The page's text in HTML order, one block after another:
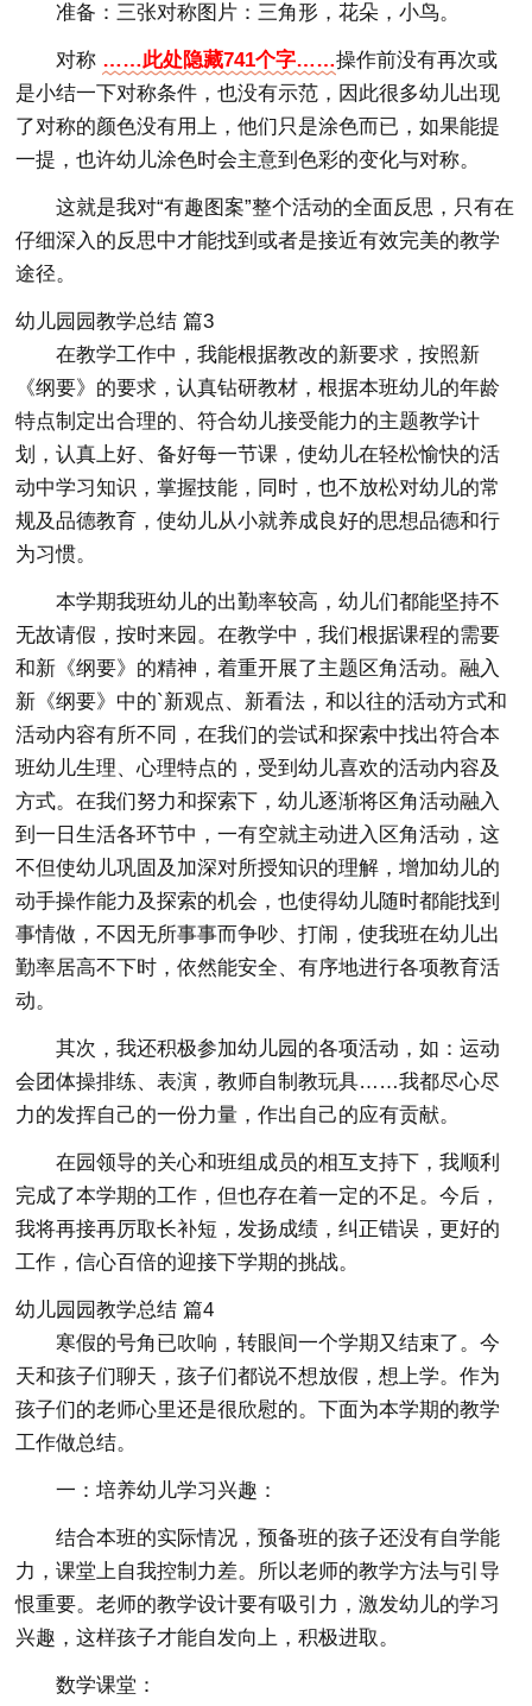
准备：三张对称图片：三角形，花朵，小鸟。
对称 ……此处隐藏741个字……操作前没有再次或
是小结一下对称条件，也没有示范，因此很多幼儿出现
了对称的颜色没有用上，他们只是涂色而已，如果能提
一提，也许幼儿涂色时会主意到色彩的变化与对称。
这就是我对“有趣图案”整个活动的全面反思，只有在
仔细深入的反思中才能找到或者是接近有效完美的教学
途径。
幼儿园园教学总结 篇3
在教学工作中，我能根据教改的新要求，按照新
《纲要》的要求，认真钻研教材，根据本班幼儿的年龄
特点制定出合理的、符合幼儿接受能力的主题教学计
划，认真上好、备好每一节课，使幼儿在轻松愉快的活
动中学习知识，掌握技能，同时，也不放松对幼儿的常
规及品德教育，使幼儿从小就养成良好的思想品德和行
为习惯。
本学期我班幼儿的出勤率较高，幼儿们都能坚持不
无故请假，按时来园。在教学中，我们根据课程的需要
和新《纲要》的精神，着重开展了主题区角活动。融入
新《纲要》中的`新观点、新看法，和以往的活动方式和
活动内容有所不同，在我们的尝试和探索中找出符合本
班幼儿生理、心理特点的，受到幼儿喜欢的活动内容及
方式。在我们努力和探索下，幼儿逐渐将区角活动融入
到一日生活各环节中，一有空就主动进入区角活动，这
不但使幼儿巩固及加深对所授知识的理解，增加幼儿的
动手操作能力及探索的机会，也使得幼儿随时都能找到
事情做，不因无所事事而争吵、打闹，使我班在幼儿出
勤率居高不下时，依然能安全、有序地进行各项教育活
动。
其次，我还积极参加幼儿园的各项活动，如：运动
会团体操排练、表演，教师自制教玩具……我都尽心尽
力的发挥自己的一份力量，作出自己的应有贡献。
在园领导的关心和班组成员的相互支持下，我顺利
完成了本学期的工作，但也存在着一定的不足。今后，
我将再接再厉取长补短，发扬成绩，纠正错误，更好的
工作，信心百倍的迎接下学期的挑战。
幼儿园园教学总结 篇4
寒假的号角已吹响，转眼间一个学期又结束了。今
天和孩子们聊天，孩子们都说不想放假，想上学。作为
孩子们的老师心里还是很欣慰的。下面为本学期的教学
工作做总结。
一：培养幼儿学习兴趣：
结合本班的实际情况，预备班的孩子还没有自学能
力，课堂上自我控制力差。所以老师的教学方法与引导
恨重要。老师的教学设计要有吸引力，激发幼儿的学习
兴趣，这样孩子才能自发向上，积极进取。
数学课堂：